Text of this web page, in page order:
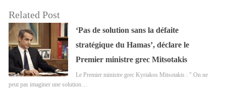
Related Post
‘Pas de solution sans la défaite
stratégique du Hamas’, déclare le
Premier ministre grec Mitsotakis
Le Premier ministre grec Kyriakos Mitsotakis : " On ne
peut pas imaginer une solution…